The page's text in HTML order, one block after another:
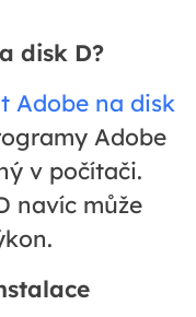
disk D?
Adobe na disk
Adobe
v počítači.
navíc může